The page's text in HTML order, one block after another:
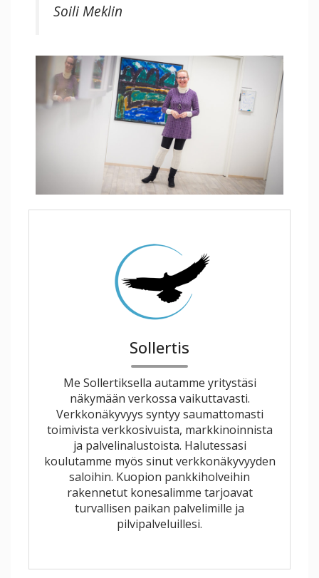
Soili Meklin
Sollertis
Me Sollertiksella autamme yritystäsi
näkymään verkossa vaikuttavasti.
Verkkonäkyvyys syntyy saumattomasti
toimivista verkkosivuista, markkinoinnista
ja palvelinalustoista. Halutessasi
koulutamme myös sinut verkkonäkyvyyden
saloihin. Kuopion pankkiholveihin
rakennetut konesalimme tarjoavat
turvallisen paikan palvelimille ja
pilvipalveluillesi.